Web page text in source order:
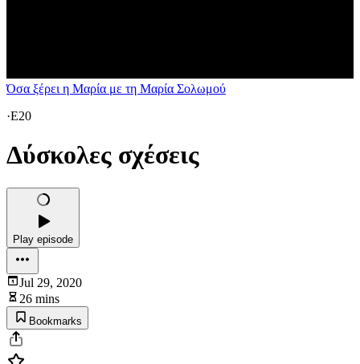
Όσα ξέρει η Μαρία με τη Μαρία Σολωμού
·E20
Δύσκολες σχέσεις
Play episode
Jul 29, 2020
26 mins
Bookmarks